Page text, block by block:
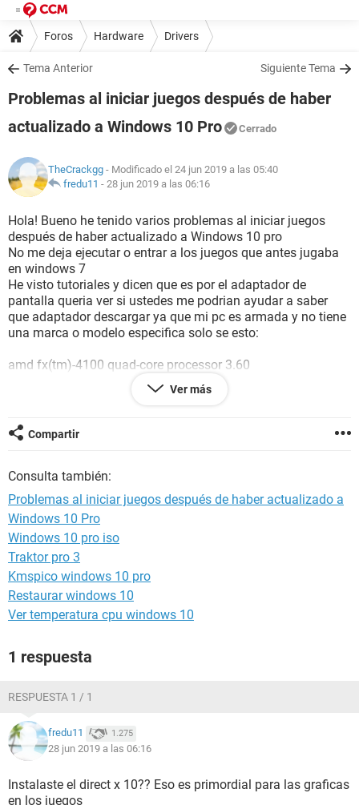
Foros Hardware Drivers
Tema Anterior Siguiente Tema
Problemas al iniciar juegos después de haber
actualizado a Windows 10 Pro
Cerrado
TheCrackgg - Modificado el 24 jun 2019 a las 05:40
fredu11 - 28 jun 2019 a las 06:16
Hola! Bueno he tenido varios problemas al iniciar juegos
después de haber actualizado a Windows 10 pro
No me deja ejecutar o entrar a los juegos que antes jugaba
en windows 7
He visto tutoriales y dicen que es por el adaptador de
pantalla queria ver si ustedes me podrian ayudar a saber
que adaptador descargar ya que mi pc es armada y no tiene
una marca o modelo especifica solo se esto:
amd fx(tm)-4100 quad-core processor 3.60
Porfa ayudenme el adaptador que ahora tengo es el
Solo quiero saber cual me recomiendan instalar...
Ver más
Compartir
Consulta también:
Problemas al iniciar juegos después de haber actualizado a
Windows 10 Pro
Windows 10 pro iso
Traktor pro 3
Kmspico windows 10 pro
Restaurar windows 10
Ver temperatura cpu windows 10
1 respuesta
RESPUESTA 1 / 1
fredu11 1.275
28 jun 2019 a las 06:16
Instalaste el direct x 10?? Eso es primordial para las graficas
en los juegos